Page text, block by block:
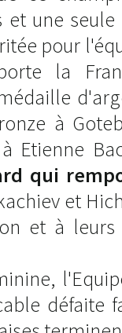
et une
pour
la
à
Etienne
qui
et
et à leurs
défaite